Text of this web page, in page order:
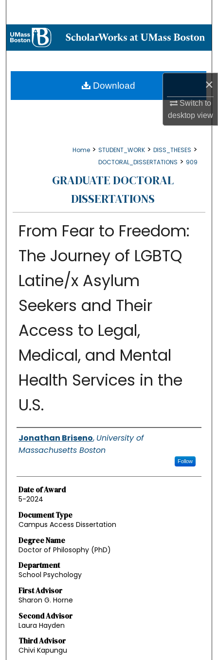
×
Switch to
desktopview
Browse Collections
About
Digital Commons Network™
Home > STUDENT_WORK > DISS_THESES >
DOCTORAL_DISSERTATIONS > 909
GRADUATE DOCTORAL
DISSERTATIONS
From Fear to Freedom:
The Journey of LGBTQ
Latine/x Asylum
Seekers and Their
Access to Legal,
Medical, and Mental
Health Services in the
U.S.
Authors
Jonathan Briseno, University of
Massachusetts Boston
Follow
Date of Award
5-2024
Document Type
Campus Access Dissertation
Degree Name
Doctor of Philosophy (PhD)
Department
School Psychology
First Advisor
Sharon G. Horne
Second Advisor
Laura Hayden
Third Advisor
Chivi Kapungu
Download